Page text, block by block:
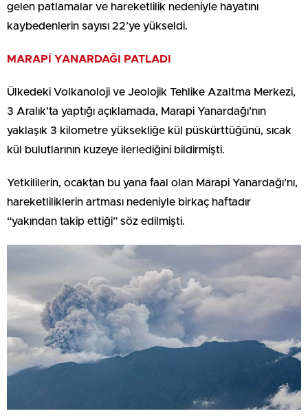
gelen patlamalar ve hareketlilik nedeniyle hayatını
kaybedenlerin sayısı 22’ye yükseldi.
MARAPİ YANARDAĞI PATLADI
Ülkedeki Volkanoloji ve Jeolojik Tehlike Azaltma Merkezi,
3 Aralık’ta yaptığı açıklamada, Marapi Yanardağı’nın
yaklaşık 3 kilometre yüksekliğe kül püskürttüğünü, sıcak
kül bulutlarının kuzeye ilerlediğini bildirmişti.
Yetkililerin, ocaktan bu yana faal olan Marapi Yanardağı’nı,
hareketliliklerin artması nedeniyle birkaç haftadır
“yakından takip ettiği” söz edilmişti.